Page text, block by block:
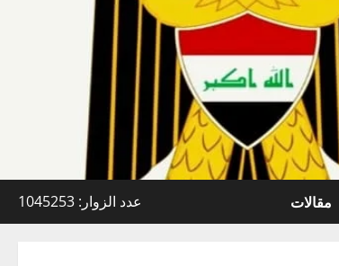
مقالات عدد الزوار: 1045253